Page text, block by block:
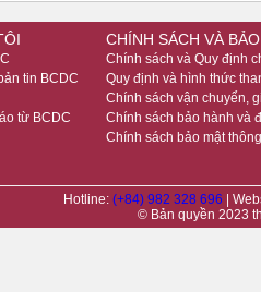
tin BCDC
từ BCDC
CHÍNH SÁCH VÀ
Chính sách và Quy định
Quy định và hình thức
Chính sách vận chuyển,
Chính sách bảo hành và
Chính sách bảo mật
Hotline: (+84) 982 328 696
|
© Bản quyền 2023